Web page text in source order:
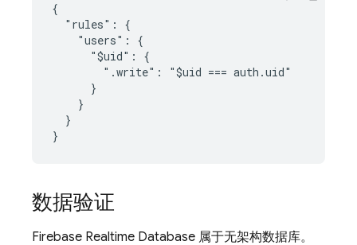
{
  "rules": {
    "users": {
      "$uid": {
        ".write": "$uid === auth.uid"
      }
    }
  }
}
数据验证
Firebase Realtime Database 属于无架构数据库。